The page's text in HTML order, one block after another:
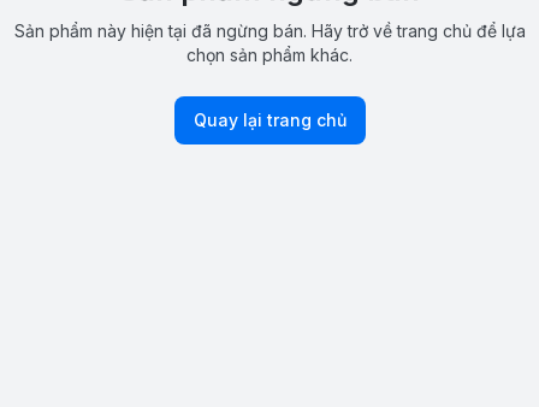
Sản phẩm này hiện tại đã ngừng bán. Hãy trở về trang chủ để lựa
chọn sản phẩm khác.
Quay lại trang chủ